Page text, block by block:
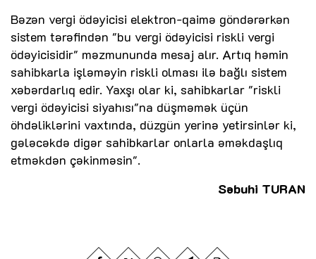
Bəzən vergi ödəyicisi elektron-qaimə göndərərkən
sistem tərəfindən "bu vergi ödəyicisi riskli vergi
ödəyicisidir" məzmununda mesaj alır. Artıq həmin
sahibkarla işləməyin riskli olması ilə bağlı sistem
xəbərdarlıq edir. Yaxşı olar ki, sahibkarlar "riskli
vergi ödəyicisi siyahısı"na düşməmək üçün
öhdəliklərini vaxtında, düzgün yerinə yetirsinlər ki,
gələcəkdə digər sahibkarlar onlarla əməkdaşlıq
etməkdən çəkinməsin".
Səbuhi TURAN